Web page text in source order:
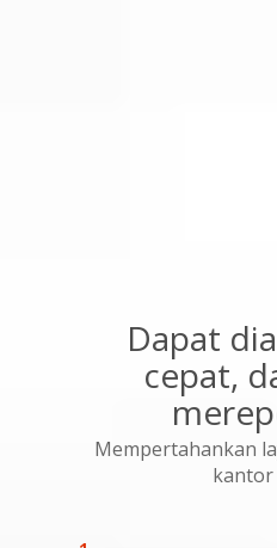
Dapat
cepat,
Mempertahankan
kantor